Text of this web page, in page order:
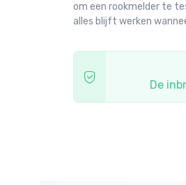
om een rookmelder te
alles blijft werken
De